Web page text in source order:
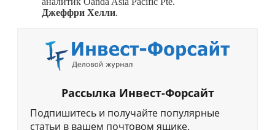
Джеффри Хелли.
Рассылка Инвест-Форсайт
Подпишитесь и получайте популярные
статьи в вашем почтовом ящике.